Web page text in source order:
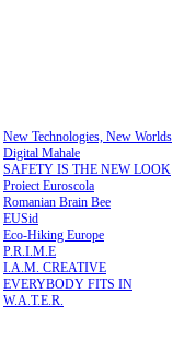
New Technologies, New Worlds
Digital Mahale
SAFETY IS THE NEW LOOK
Proiect Euroscola
Romanian Brain Bee
EUSid
Eco-Hiking Europe
P.R.I.M.E
I.A.M. CREATIVE
EVERYBODY FITS IN
W.A.T.E.R.